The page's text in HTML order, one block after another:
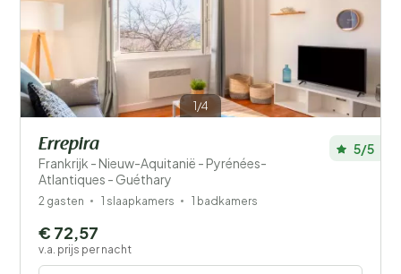
1/4
Errepira
Frankrijk - Nieuw-Aquitanië - Pyrénées-
Atlantiques - Guéthary
5/5
2 gasten 1 slaapkamers 1 badkamers
€ 72,57
v.a. prijs per nacht